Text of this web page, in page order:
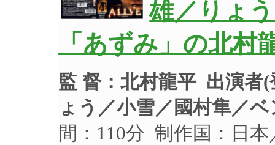
雄／りょ
「あずみ」の北村
監 督：北村龍平 出演者
ょう／小雪／國村隼／
間：110分 制作国：日